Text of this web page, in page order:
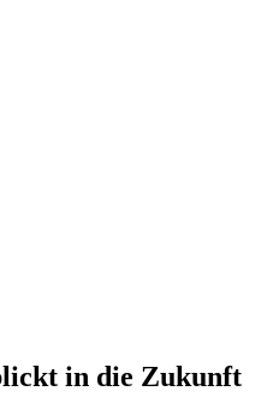
in die Zukunft